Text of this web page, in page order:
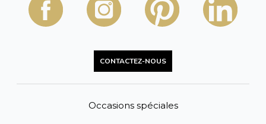
CONTACTEZ-NOUS
Occasions spéciales